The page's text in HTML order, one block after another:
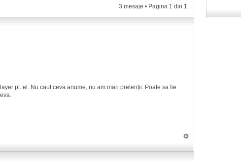
3 mesaje • Pagina 1 din 1
pt. el. Nu caut ceva anume, nu am mari pretenții. Poate sa fie